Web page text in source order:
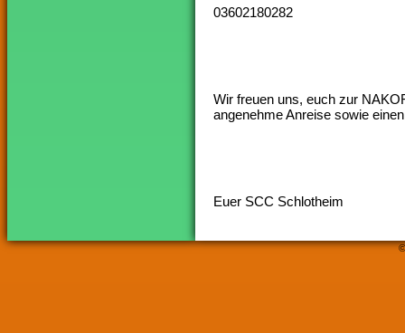
03602180282
Wir freuen uns, euch zur
angenehme Anreise sowie
Euer SCC Schlotheim